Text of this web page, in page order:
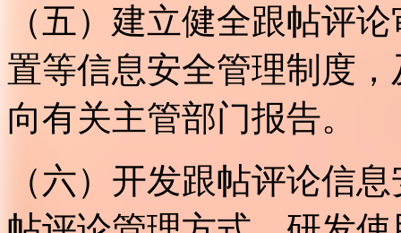
（五）建立健全跟帖评
置等信息安全管理制度
向有关主管部门报告。
（六）开发跟帖评论信